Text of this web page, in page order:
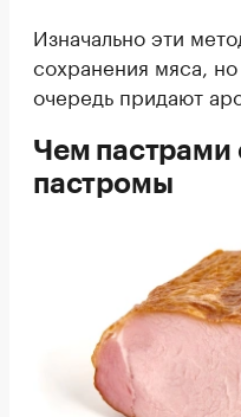
Изначально эти
сохранения мяса,
очередь придают
Чем пастрами
пастромы